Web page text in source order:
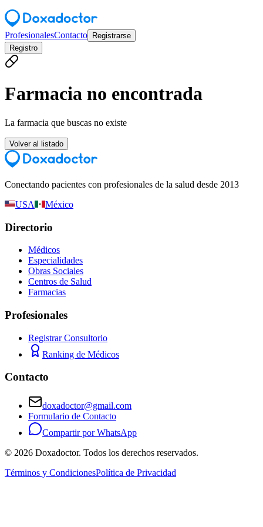
ProfesionalesContacto
Registrarse
Registro
Farmacia no encontrada
La farmacia que buscas no existe
Volver al listado
Conectando pacientes con profesionales de la salud desde 2013
USA
México
Directorio
Médicos
Especialidades
Obras Sociales
Centros de Salud
Farmacias
Profesionales
Registrar Consultorio
Ranking de Médicos
Contacto
doxadoctor@gmail.com
Formulario de Contacto
Compartir por WhatsApp
© 2026 Doxadoctor. Todos los derechos reservados.
Términos y CondicionesPolítica de Privacidad